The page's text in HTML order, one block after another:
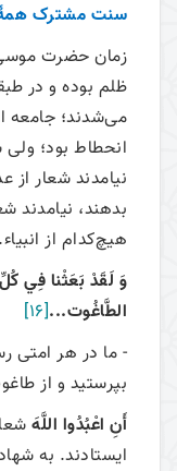
سنت مشترک همۀ
زمان حضرت
ظلم بوده و در
می‌شدند؛ جامعه
انحطاط بود؛
نیامدند شعار از
بدهند، نیامدند
هیچ‌کدام از انبیاء.
وَ لَقَدْ بَعَثْنا فِي كُلِّ
الطَّاغُوت...[16]
- ما در هر امتى
بپرستيد و از
أَنِ اعْبُدُوا اللَّهَ
ایستادند. به